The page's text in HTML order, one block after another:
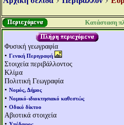
Κατάσταση
Φυσική γεωγραφία
• Γενική Περιγραφή
Στοιχεία περιβάλλοντος
Κλίμα
Πολιτική Γεωγραφία
• Νομός, Δήμος
• Νομικό-ιδιοκτησιακό καθεστώς
• Οδικό δίκτυο
Αβιοτικά στοιχεία